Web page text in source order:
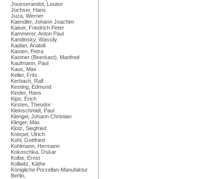
Jousserandot, Louise
Jüchser, Hans
Juza, Werner
Kaendler, Johann Joachim
Kaiser, Friedrich Peter
Kammerer, Anton Paul
Kandinsky, Wassily
Kaplan, Anatoli
Kasten, Petra
Kastner (Beerkast), Manfred
Kaufmann, Paul
Kaus, Max
Keller, Fritz
Kerbach, Ralf
Kesting, Edmund
Kinder, Hans
Kips, Erich
Kirsten, Theodor
Kleinschmidt, Paul
Klengel, Johann Christian
Klinger, Max
Klotz, Siegfried
Knispel, Ulrich
Kohl, Gottfried
Kohlmann, Hermann
Kokoschka, Oskar
Kolbe, Ernst
Kollwitz, Käthe
Königliche Porzellan-Manufaktur
Berlin,